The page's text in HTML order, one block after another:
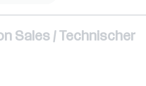
Sales / Technischer